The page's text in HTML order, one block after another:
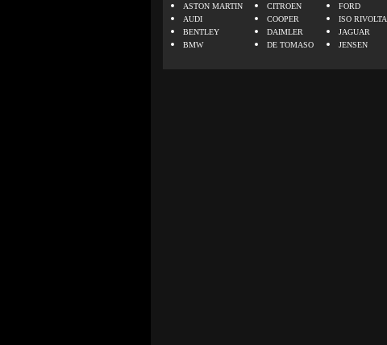
ASTON MARTIN
AUDI
BENTLEY
BMW
CITROEN
COOPER
DAIMLER
DE TOMASO
FORD
ISO RIVOLTA
JAGUAR
JENSEN